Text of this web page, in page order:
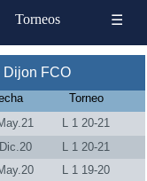
Torneos ☰
Dijon FCO
Torneo
L 1 20-21
L 1 20-21
L 1 19-20